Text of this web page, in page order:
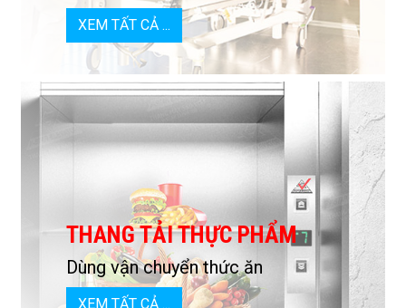
XEM TẤT CẢ ...
THANG TẢI THỰC PHẨM
Dùng vận chuyển thức ăn
XEM TẤT CẢ ...